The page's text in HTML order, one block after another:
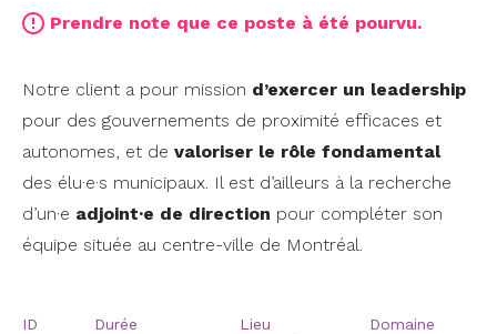
Prendre note que ce poste à été pourvu.
Notre client a pour mission d’exercer un leadership
pour des gouvernements de proximité efficaces et
autonomes, et de valoriser le rôle fondamental
des élu·e·s municipaux. Il est d’ailleurs à la recherche
d’un·e adjoint·e de direction pour compléter son
équipe située au centre-ville de Montréal.
ID
Durée
Lieu
Domaine